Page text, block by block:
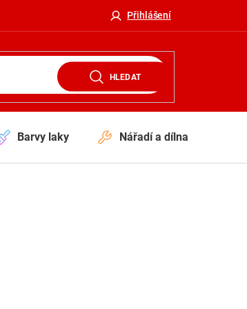
Přihlášení
HLEDAT
Barvy laky Nářadí a dílna